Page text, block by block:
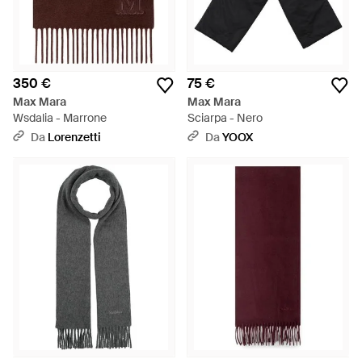
350 €
Max Mara
Wsdalia - Marrone
Da Lorenzetti
75 €
Max Mara
Sciarpa - Nero
DaYOOX